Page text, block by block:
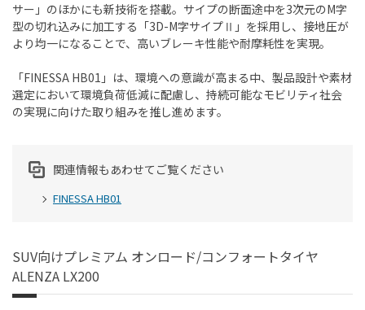
サー」のほかにも新技術を搭載。サイプの断面途中を3次元のM字
型の切れ込みに加工する「3D-M字サイプⅡ」を採用し、接地圧が
より均一になることで、高いブレーキ性能や耐摩耗性を実現。
「FINESSA HB01」は、環境への意識が高まる中、製品設計や素材
選定において環境負荷低減に配慮し、持続可能なモビリティ社会
の実現に向けた取り組みを推し進めます。
関連情報もあわせてご覧ください
FINESSA HB01
SUV向けプレミアム オンロード/コンフォートタイヤ
ALENZA LX200